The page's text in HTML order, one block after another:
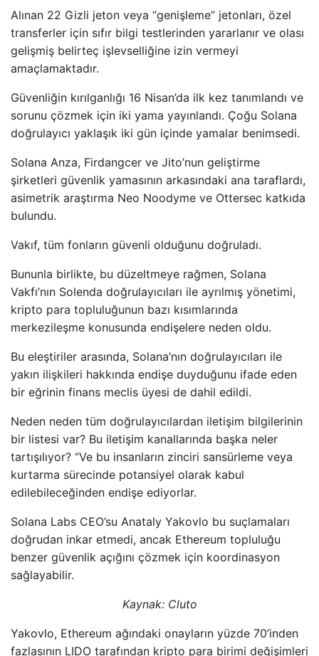
Alınan 22 Gizli jeton veya “genişleme” jetonları, özel
transferler için sıfır bilgi testlerinden yararlanır ve olası
gelişmiş belirteç işlevselliğine izin vermeyi
amaçlamaktadır.
Güvenliğin kırılganlığı 16 Nisan’da ilk kez tanımlandı ve
sorunu çözmek için iki yama yayınlandı. Çoğu Solana
doğrulayıcı yaklaşık iki gün içinde yamalar benimsedi.
Solana Anza, Firdangcer ve Jito’nun geliştirme
şirketleri güvenlik yamasının arkasındaki ana taraflardı,
asimetrik araştırma Neo Noodyme ve Ottersec katkıda
bulundu.
Vakıf, tüm fonların güvenli olduğunu doğruladı.
Bununla birlikte, bu düzeltmeye rağmen, Solana
Vakfı’nın Solenda doğrulayıcıları ile ayrılmış yönetimi,
kripto para topluluğunun bazı kısımlarında
merkezileşme konusunda endişelere neden oldu.
Bu eleştiriler arasında, Solana’nın doğrulayıcıları ile
yakın ilişkileri hakkında endişe duyduğunu ifade eden
bir eğrinin finans meclis üyesi de dahil edildi.
Neden neden tüm doğrulayıcılardan iletişim bilgilerinin
bir listesi var? Bu iletişim kanallarında başka neler
tartışılıyor? “Ve bu insanların zinciri sansürleme veya
kurtarma sürecinde potansiyel olarak kabul
edilebileceğinden endişe ediyorlar.
Solana Labs CEO’su Anataly Yakovlo bu suçlamaları
doğrudan inkar etmedi, ancak Ethereum topluluğu
benzer güvenlik açığını çözmek için koordinasyon
sağlayabilir.
Kaynak: Cluto
Yakovlo, Ethereum ağındaki onayların yüzde 70’inden
fazlasının LIDO tarafından kripto para birimi değişimleri